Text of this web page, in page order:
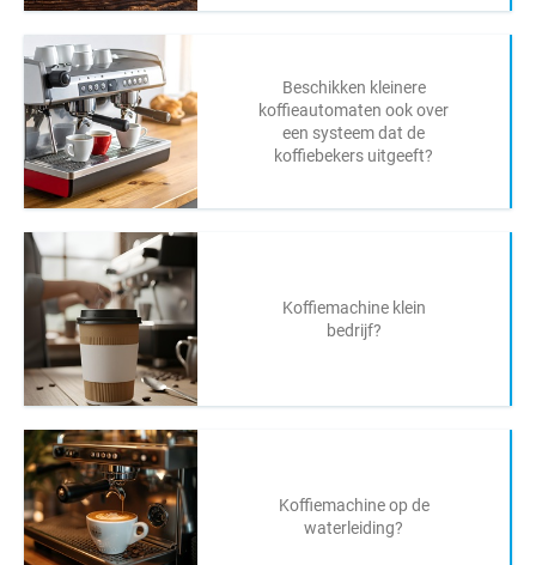
Beschikken kleinere
koffieautomaten ook over
een systeem dat de
koffiebekers uitgeeft?
Koffiemachine klein
bedrijf?
Koffiemachine op de
waterleiding?